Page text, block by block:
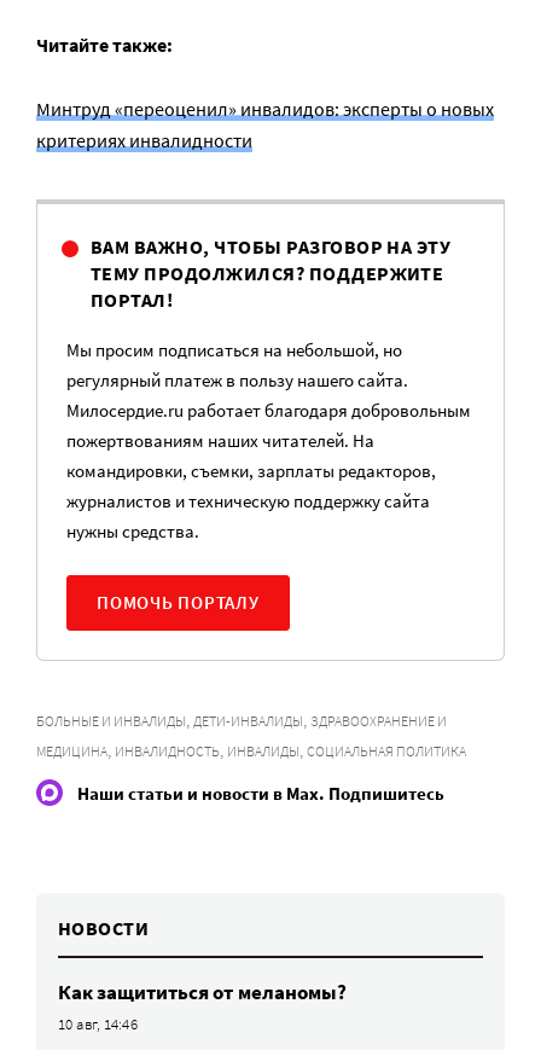
Читайте также:
Минтруд «переоценил» инвалидов: эксперты о новых
критериях инвалидности
ВАМ ВАЖНО, ЧТОБЫ РАЗГОВОР НА ЭТУ
ТЕМУ ПРОДОЛЖИЛСЯ? ПОДДЕРЖИТЕ
ПОРТАЛ!
Мы просим подписаться на небольшой, но
регулярный платеж в пользу нашего сайта.
Милосердие.ru работает благодаря добровольным
пожертвованиям наших читателей. На
командировки, съемки, зарплаты редакторов,
журналистов и техническую поддержку сайта
нужны средства.
ПОМОЧЬ ПОРТАЛУ
БОЛЬНЫЕ И ИНВАЛИДЫ, ДЕТИ-ИНВАЛИДЫ, ЗДРАВООХРАНЕНИЕ И
МЕДИЦИНА, ИНВАЛИДНОСТЬ, ИНВАЛИДЫ, СОЦИАЛЬНАЯ ПОЛИТИКА
Наши статьи и новости в Max. Подпишитесь
НОВОСТИ
Как защититься от меланомы?
10 авг, 14:46